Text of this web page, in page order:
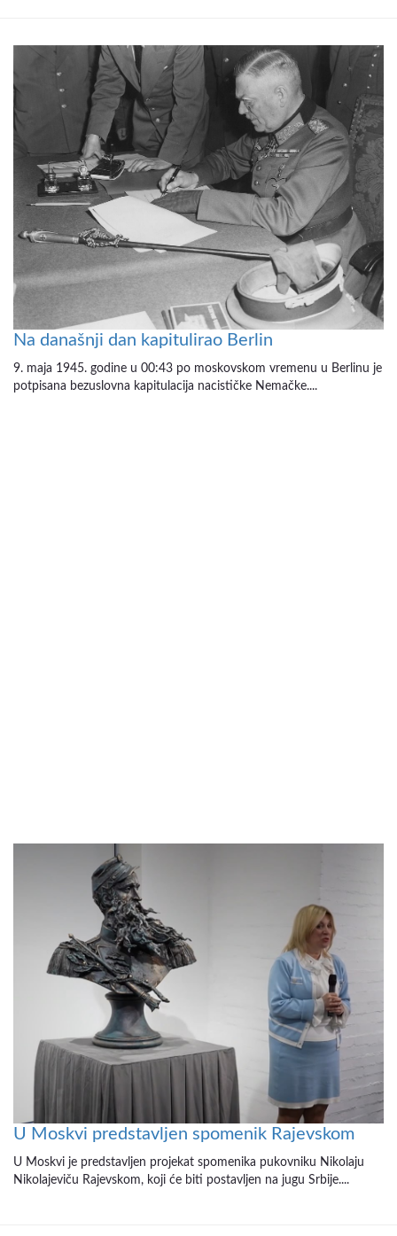
Na današnji dan kapitulirao Berlin
9. maja 1945. godine u 00:43 po moskovskom vremenu u Berlinu je
potpisana bezuslovna kapitulacija nacističke Nemačke....
U Moskvi predstavljen spomenik Rajevskom
U Moskvi je predstavljen projekat spomenika pukovniku Nikolaju
Nikolajeviču Rajevskom, koji će biti postavljen na jugu Srbije....